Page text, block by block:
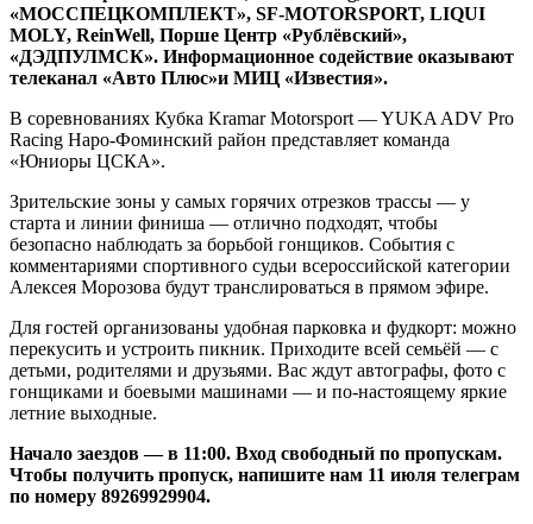
«МОССПЕЦКОМПЛЕКТ», SF-MOTORSPORT, LIQUI
MOLY, ReinWell, Порше Центр «Рублёвский»,
«ДЭДПУЛМСК». Информационное содействие оказывают
телеканал «Авто Плюс»и МИЦ «Известия».
В соревнованиях Кубка Kramar Motorsport — YUKA ADV Pro
Racing Наро-Фоминский район представляет команда
«Юниоры ЦСКА».
Зрительские зоны у самых горячих отрезков трассы — у
старта и линии финиша — отлично подходят, чтобы
безопасно наблюдать за борьбой гонщиков. События с
комментариями спортивного судьи всероссийской категории
Алексея Морозова будут транслироваться в прямом эфире.
Для гостей организованы удобная парковка и фудкорт: можно
перекусить и устроить пикник. Приходите всей семьёй — с
детьми, родителями и друзьями. Вас ждут автографы, фото с
гонщиками и боевыми машинами — и по-настоящему яркие
летние выходные.
Начало заездов — в 11:00. Вход свободный по пропускам.
Чтобы получить пропуск, напишите нам 11 июля телеграм
по номеру 89269929904.